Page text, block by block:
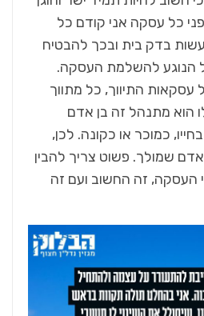
כל עסקה אני קודם כל
בדק בית ובכך להבטיח
הנוגע להשלמת העסקה.
התיווך, כל מתווך
הוא מתנהל זה בן אדם
כמוכר או כקונה. לכן,
שמולך. פשוט צריך להבין
העסקה, זה החשוב ועם זה